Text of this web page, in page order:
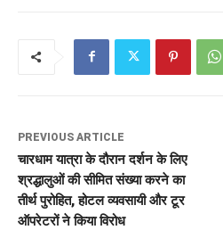
PREVIOUS ARTICLE
चारधाम यात्रा के दौरान दर्शन के लिए
श्रद्धालुओं की सीमित संख्या करने का
तीर्थ पुरोहित, होटल व्यवसायी और टूर
ऑपरेटरों ने किया विरोध